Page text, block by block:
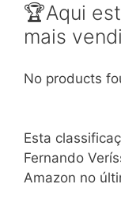
🏆Aqui
mais
No products
Esta
Fernando
Amazon no